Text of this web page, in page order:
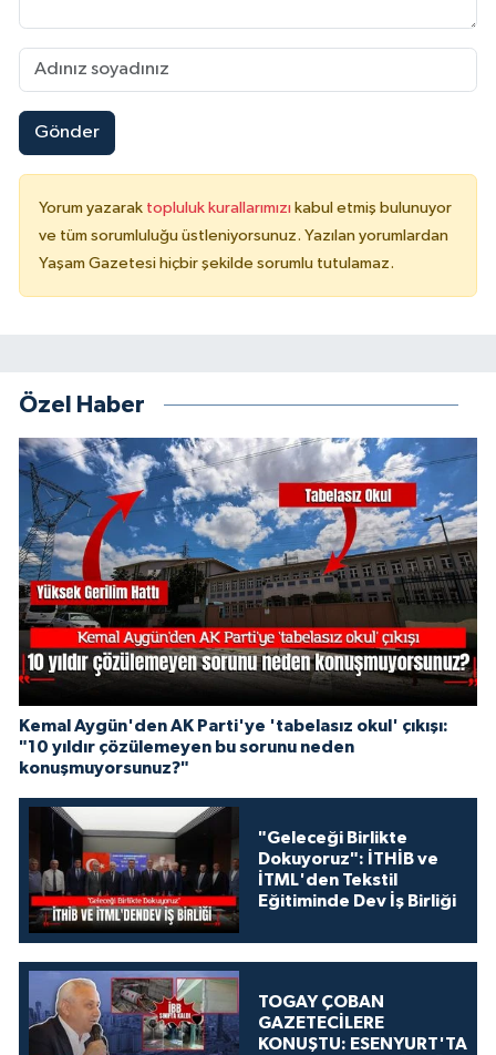
Gönder
Yorum yazarak topluluk kurallarımızı kabul etmiş bulunuyor
ve tüm sorumluluğu üstleniyorsunuz. Yazılan yorumlardan
Yaşam Gazetesi hiçbir şekilde sorumlu tutulamaz.
Özel Haber
Kemal Aygün'den AK Parti'ye 'tabelasız okul' çıkışı:
"10 yıldır çözülemeyen bu sorunu neden
konuşmuyorsunuz?"
"Geleceği Birlikte
Dokuyoruz": İTHİB ve
İTML'den Tekstil
Eğitiminde Dev İş Birliği
TOGAY ÇOBAN
GAZETECİLERE
KONUŞTU: ESENYURT'TA